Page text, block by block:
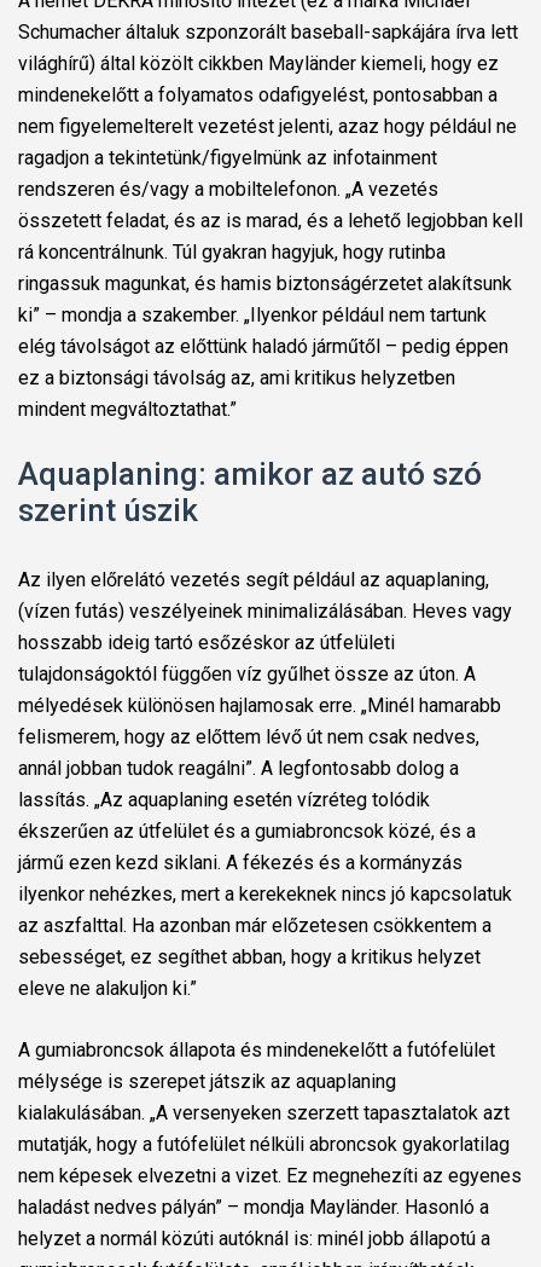
Schumacher általuk szponzorált baseball-sapkájára írva lett
világhírű) által közölt cikkben Mayländer kiemeli, hogy ez
mindenekelőtt a folyamatos odafigyelést, pontosabban a
nem figyelemelterelt vezetést jelenti, azaz hogy például ne
ragadjon a tekintetünk/figyelmünk az infotainment
rendszeren és/vagy a mobiltelefonon. „A vezetés
összetett feladat, és az is marad, és a lehető legjobban kell
rá koncentrálnunk. Túl gyakran hagyjuk, hogy rutinba
ringassuk magunkat, és hamis biztonságérzetet alakítsunk
ki” – mondja a szakember. „Ilyenkor például nem tartunk
elég távolságot az előttünk haladó járműtől – pedig éppen
ez a biztonsági távolság az, ami kritikus helyzetben
mindent megváltoztathat.”
Aquaplaning: amikor az autó szó
szerint úszik
Az ilyen előrelátó vezetés segít például az aquaplaning,
(vízen futás) veszélyeinek minimalizálásában. Heves vagy
hosszabb ideig tartó esőzéskor az útfelületi
tulajdonságoktól függően víz gyűlhet össze az úton. A
mélyedések különösen hajlamosak erre. „Minél hamarabb
felismerem, hogy az előttem lévő út nem csak nedves,
annál jobban tudok reagálni”. A legfontosabb dolog a
lassítás. „Az aquaplaning esetén vízréteg tolódik
ékszerűen az útfelület és a gumiabroncsok közé, és a
jármű ezen kezd siklani. A fékezés és a kormányzás
ilyenkor nehézkes, mert a kerekeknek nincs jó kapcsolatuk
az aszfalttal. Ha azonban már előzetesen csökkentem a
sebességet, ez segíthet abban, hogy a kritikus helyzet
eleve ne alakuljon ki.”
A gumiabroncsok állapota és mindenekelőtt a futófelület
mélysége is szerepet játszik az aquaplaning
kialakulásában. „A versenyeken szerzett tapasztalatok azt
mutatják, hogy a futófelület nélküli abroncsok gyakorlatilag
nem képesek elvezetni a vizet. Ez megnehezíti az egyenes
haladást nedves pályán” – mondja Mayländer. Hasonló a
helyzet a normál közúti autóknál is: minél jobb állapotú a